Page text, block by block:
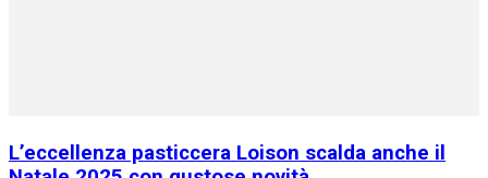
L’eccellenza pasticcera Loison scalda anche il